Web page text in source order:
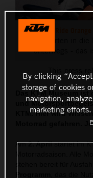
unterwegs - das
Das KTM Museum
und
KTM. Hier wird
Motorrad gefahren.
Am2. Aprilstartet im
stehen bereit für
By clicking
storage of cookies
navigation,
marketing